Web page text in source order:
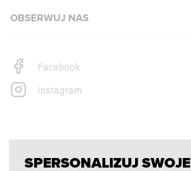
OBSERWUJ NAS
Facebook
Instagram
SPERSONALIZUJ SWOJE